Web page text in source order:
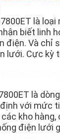
là
biết linh
điện. Và chỉ
lưới. Cực kỳ
là
với mức
kho hàng,
điện lưới